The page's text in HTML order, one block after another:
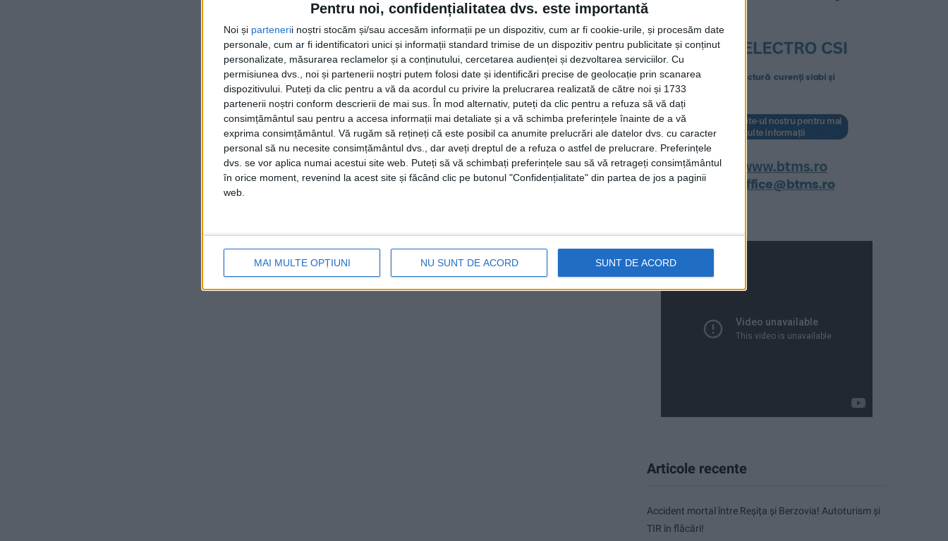
Pentru noi, confidențialitatea dvs. este importantă
Noi și partenerii noștri stocăm și/sau accesăm informații pe un dispozitiv, cum ar fi cookie-urile, și procesăm date
personale, cum ar fi identificatori unici și informații standard trimise de un dispozitiv pentru publicitate și conținut
personalizate, măsurarea reclamelor și a conținutului, cercetarea audienței și dezvoltarea serviciilor. Cu
permisiunea dvs., noi și partenerii noștri putem folosi date și identificări precise de geolocație prin scanarea
dispozitivului. Puteți da clic pentru a vă da acordul cu privire la prelucrarea realizată de către noi și 1733
partenerii noștri conform descrierii de mai sus. În mod alternativ, puteți da clic pentru a refuza să vă dați
consimțământul sau pentru a accesa informații mai detaliate și a vă schimba preferințele înainte de a vă
exprima consimțământul. Vă rugăm să rețineți că este posibil ca anumite prelucrări ale datelor dvs. cu caracter
personal să nu necesite consimțământul dvs., dar aveți dreptul de a refuza o astfel de prelucrare. Preferințele
dvs. se vor aplica numai acestui site web. Puteți să vă schimbați preferințele sau să vă retrageți consimțământul
în orice moment, revenind la acest site și făcând clic pe butonul "Confidențialitate" din partea de jos a paginii
web.
MAI MULTE OPȚIUNI NU SUNT DE ACORD SUNT DE ACORD
Articole recente
Accident mortal între Reșița și Berzovia! Autoturism și
TIR în flăcări!